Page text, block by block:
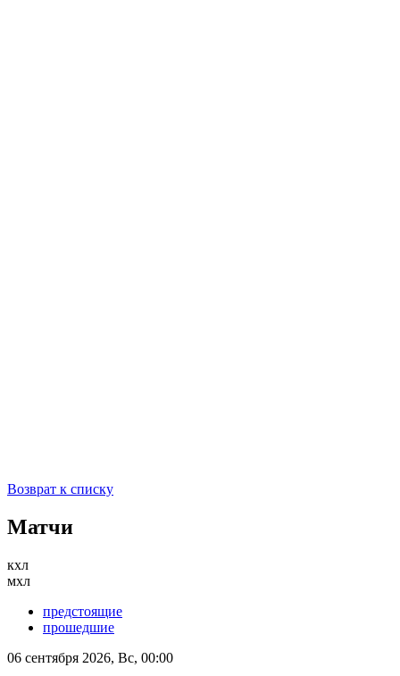
Возврат к списку
Матчи
кхл
мхл
предстоящие
прошедшие
06 сентября 2026, Вс, 00:00